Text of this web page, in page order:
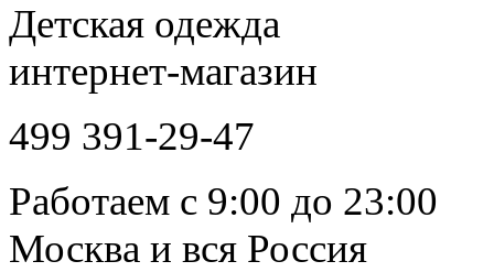
Детская одежда
интернет-магазин
499 391-29-47
Работаем с 9:00 до 23:00
Москва и вся Россия